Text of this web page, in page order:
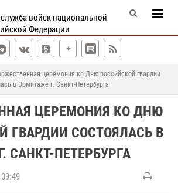
войск национальной
Федерации
церемония ко Дню российской гвардии
в Эрмитаже г. Санкт-Петербурга
ЦЕРЕМОНИЯ КО ДНЮ
ГВАРДИИ СОСТОЯЛАСЬ В
САНКТ-ПЕТЕРБУРГА